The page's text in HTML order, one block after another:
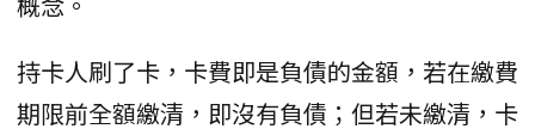
持卡人刷了卡，卡費即是負債的金額，若在繳費
期限前全額繳清，即沒有負債；但若未繳清，卡